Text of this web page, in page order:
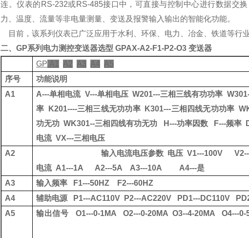
连。仪表的 RS-232或RS-485接口中，可直接与控制中心进行数据交
力、温度、流量等非电量测量、变送及报警输入输出的智能化功能。
目前，该系列仪表已广泛应用于水利、环保、电力、冶金、铁道等行业
二、GP系列电力测控变送器选型GPAX-A2-F1-P2-O3 变送器
GP A1 A2 A3 A4 A5
序号
功能说明
A1 A---单相电流 V---单相电压 W201---三相三线有功功率 W301
率
K201----三相三线无功功率 K301---三相四线无功功率
功无功 WK301--三相四线有功无功 H---功率因数 F---频率
电流 VX---三相电压
A2 输入电流电压参数 电压 V1---100V
电流 A1---1A A2---5A A3---10A A4---是
A3
输入频率
F1---50HZ F2---60HZ
A4
辅助电源
P1---AC110V P2---AC220V PD1---DC110V
A5
输出信号 O1---0-1MA O2---0-20MA O3--4-20MA O4---0-